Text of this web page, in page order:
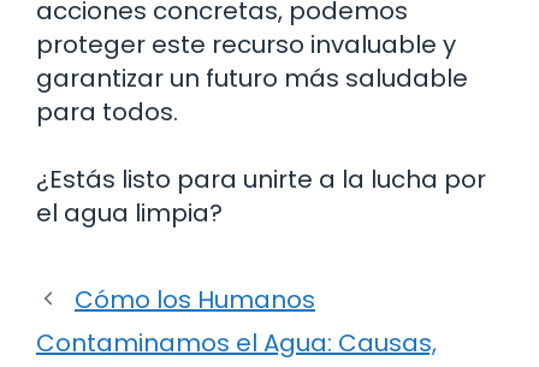
acciones concretas, podemos
proteger este recurso invaluable y
garantizar un futuro más saludable
para todos.
¿Estás listo para unirte a la lucha por
el agua limpia?
Cómo los Humanos
Contaminamos el Agua: Causas,